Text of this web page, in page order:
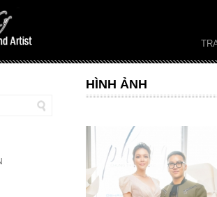
HÌNH ẢNH